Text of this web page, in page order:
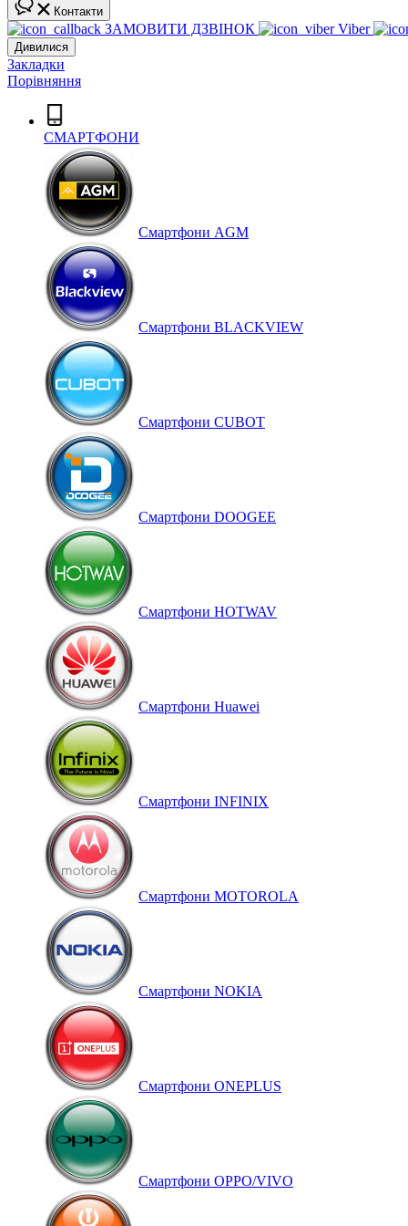
Контакти
ЗАМОВИТИ ДЗВІНОК Viber
Дивилися
Закладки
Порівняння
СМАРТФОНИ
Cмартфони AGM
Смартфони BLACKVIEW
Смартфони CUBOT
Смартфони DOOGEE
Смартфони HOTWAV
Смартфони Huawei
Смартфони INFINIX
Смартфони MOTOROLA
Смартфони NOKIA
Смартфони ONEPLUS
Смартфони OPPO/VIVO